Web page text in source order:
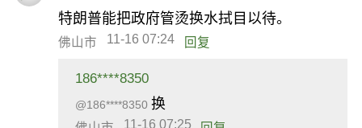
特朗普能把政府管烫换水拭目以待。
佛山市 11-16 07:24 回复
186****8350
@186****8350 换
11-16 07:25